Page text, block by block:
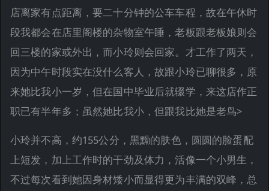
店离家有点距离，要二十分钟的公车车程，故在午休时
段我都会在店里阁楼的杂物室午睡，老板跟老板娘则会
回三楼的家或外出，而小玲则会回家。才工作了两天，
因为中午时段实在没什么客人，故跟小玲已聊很多，原
来她比我小一岁，但在国中毕业后就辍学，来这店作正
职已有半年多；虽然她比我小，但跟我比她是老鸟>
小玲并不高，约155公分，黑黝的肤色，圆圆的脸蛋配
上短发，加上工作时的干劲及体力，活像一个小男生，
不过每次看到她因身材矮小而显得更为丰满的双峰，总